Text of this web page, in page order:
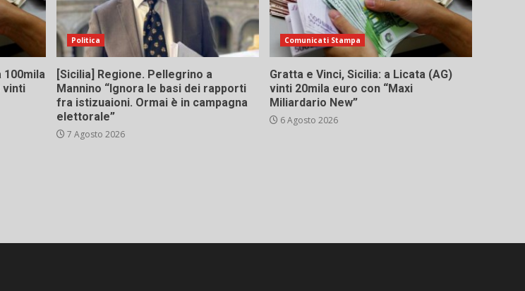
vinti
Politica
[Sicilia] Regione. Pellegrino a
Mannino “Ignora le basi dei rapporti
fra istizuaioni. Ormai è in campagna
elettorale”
7 Agosto 2026
Comunicati Stampa
Gratta e Vinci, Sicilia: a Licata (AG)
vinti 20mila euro con “Maxi
Miliardario New”
6 Agosto 2026